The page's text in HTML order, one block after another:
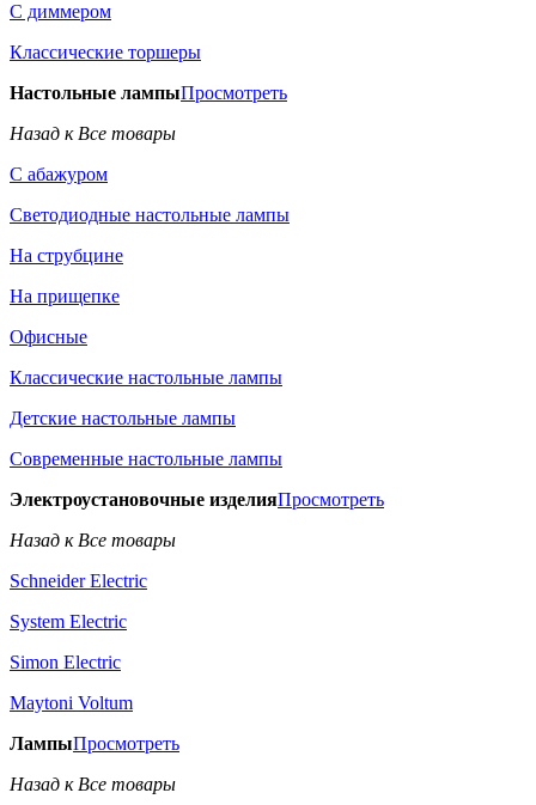
С диммером
Классические торшеры
Настольные лампыПросмотреть
Назад к Все товары
С абажуром
Светодиодные настольные лампы
На струбцине
На прищепке
Офисные
Классические настольные лампы
Детские настольные лампы
Современные настольные лампы
Электроустановочные изделияПросмотреть
Назад к Все товары
Schneider Electric
System Electric
Simon Electric
Maytoni Voltum
ЛампыПросмотреть
Назад к Все товары